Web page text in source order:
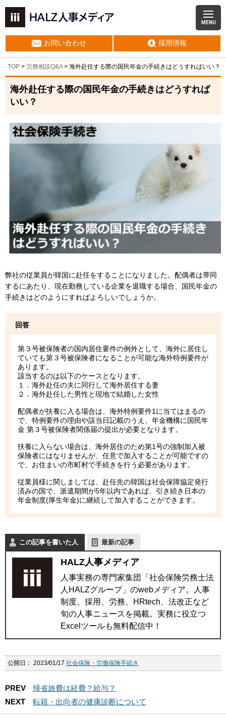
MENU
お問い合わせ 採用情報
TOP > 労務相談Q&A> 海外赴任する際の国民年金の手続きはどうすればいい？
海外赴任する際の国民年金の手続きはどうすれば
いい？
弊社の従業員が韓国に赴任をすることになりました。配偶者は帯同
するにあたり、現在勤務している企業を退職する場合、国民年金の
手続きはどのようにすればよろしいでしょうか。
回答
第３号被保険者の国内居住要件の例外として、海外に居住し
ていても第３号被保険者になることが可能な海外特例要件が
あります。
該当するのは以下のケースとなります。
１．海外赴任の夫に同行して海外居住する妻
２．海外赴任した男性と現地で結婚した女性
配偶者が扶養に入る場合は、海外特例要件1に当てはまるの
で、特例要件の理由や該当日記載のうえ、年金機構に国民年
金 第３号被保険者関係届の提出が必要となります。
扶養に入らない場合は、海外居住のため第1号の強制加入被
保険者にはなりませんが、任意で加入することが可能ですの
で、お住まいの市町村で手続きを行う必要があります。
従業員様に関しましては、赴任先の韓国は社会保障協定発行
済みの国で、派遣期間が5年以内であれば、引き続き日本の
年金制度(厚生年金)に継続して加入することができます。
この記事を書いた人 最新の記事
HALZ人事メディア
人事実務の専門家集団「社会保険労務士法
人HALZグループ」のwebメディア。人事
制度、採用、労務、HRtech、法改正など
旬の人事ニュースを掲載。実務に役立つ
Excelツールも無料配信中！
公開日： 2023/01/17 社会保険・労働保険手続き
PREV
帰省旅費は経費？給与？
NEXT
転籍・出向者の健康診断について